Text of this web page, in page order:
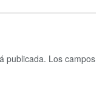
publicada. Los campos